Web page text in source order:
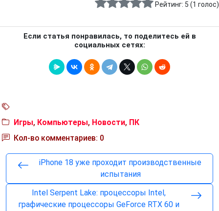
Рейтинг: 5 (1 голос)
Если статья понравилась, то поделитесь ей в
социальных сетях:
Игры, Компьютеры, Новости, ПК
Кол-во комментариев: 0
iPhone 18 уже проходит производственные
испытания
Intel Serpent Lake: процессоры Intel,
графические процессоры GeForce RTX 60 и